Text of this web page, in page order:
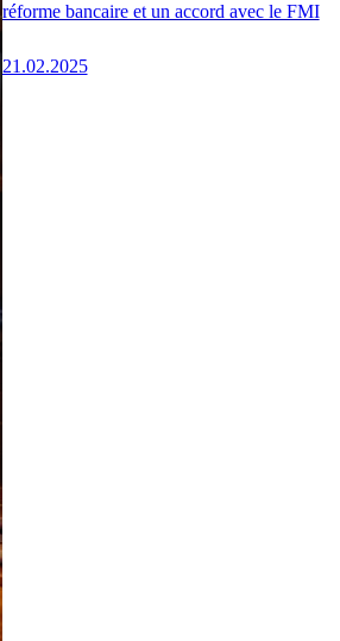
réforme bancaire et un accord avec le FMI
21.02.2025